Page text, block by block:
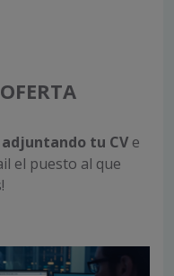
adjuntando tu CV e
el puesto al que